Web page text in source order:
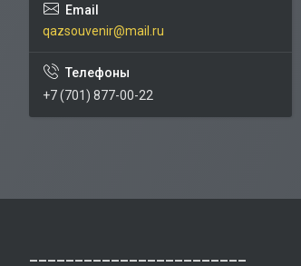
qazsouvenir@mail.ru
+7 (701) 877-00-22